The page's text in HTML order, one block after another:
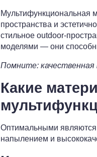
Мультифункциональная
пространства и
стильное outdoor-
моделями — они
Помните:
Какие
Оптимальными
напылением и